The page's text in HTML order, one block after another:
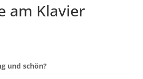
am Klavier
und schön?